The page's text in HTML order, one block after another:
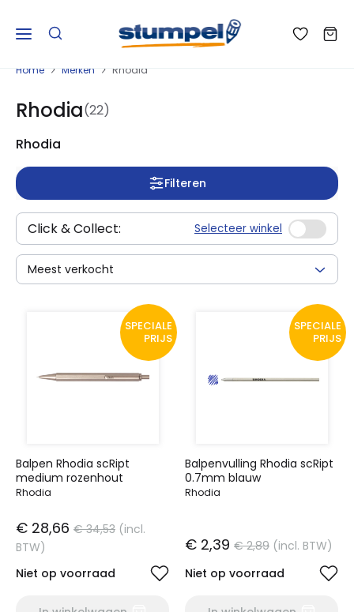
Home Merken Rhodia
Rhodia(22)
Rhodia
Filteren
Click & Collect: Selecteer winkel
Meest verkocht
SPECIALE
PRIJS
Balpen Rhodia scRipt
medium rozenhout
Rhodia
€ 28,66 € 34,53 (incl.
BTW)
Niet op voorraad
SPECIALE
PRIJS
Balpenvulling Rhodia scRipt
0.7mm blauw
Rhodia
€ 2,39 € 2,89 (incl. BTW)
Niet op voorraad